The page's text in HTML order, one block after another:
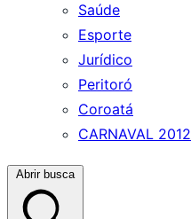
Saúde
Esporte
Jurídico
Peritoró
Coroatá
CARNAVAL 2012
Abrir busca